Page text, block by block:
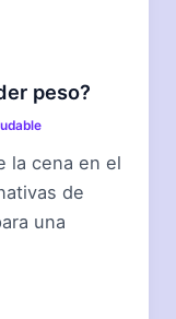
peso?
la cena en el
de
una